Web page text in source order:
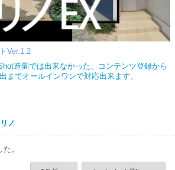
Ver.1.2
造園では出来なかった、コンテンツ登録から
までオールインワンで対応出来ます。
ノ
。